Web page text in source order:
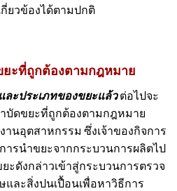
ยวข้องได้ตามปกติ
ะที่ถูกต้องตามกฎหมาย
ะประเภทของขยะแล้วต่อไปจะ
บัดขยะที่ถูกต้องตามกฎหมาย
นอุตสาหกรรม ซึ่งเจ้าของกิจการ
ารนำขยะจากกระบวนการผลิตไป
ะดังกล่าวเข้าสู่กระบวนการตรวจ
และสิ่งปนเปื้อนเพื่อหาวิธีการ